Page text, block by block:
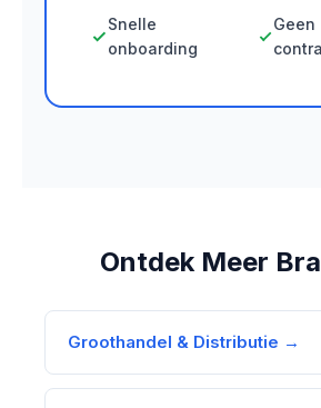
Snelle
onboarding
Geen
Ontdek Meer
Groothandel & Distributie →